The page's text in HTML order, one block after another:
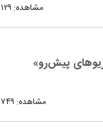
مشاهده: ۱۱۲۹
پیش‌رو»
مشاهده: ۱۷۴۹